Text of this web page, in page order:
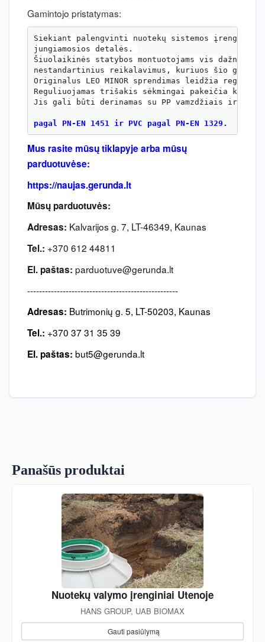
Gamintojo pristatymas:
Siekiant palengvinti nuotekų sistemos įrengimą,
jungiamosios detalės.
Šiuolaikinės statybos montuotojams vis dažniau
nestandartinius reikalavimus, kuriuos šio
Originalus LEO MINOR sprendimas leidžia
Reguliuojamas trišakis sėkmingai pakeičia
Jis gali būti derinamas su PP vamzdžiais ir
pagal PN-EN 1451 ir PVC pagal PN-EN 1329.
Mus rasite mūsų tiklapyje arba mūsų
parduotuvėse:
https://naujas.gerunda.lt
Mūsų parduotuvės:
Adresas: Kalvarijos g. 7, LT-46349, Kaunas
Tel.: +370 612 44811
El. paštas: parduotuve@gerunda.lt
---------------------------------------------------
Adresas: Butrimonių g. 5, LT-50203, Kaunas
Tel.: +370 37 31 35 39
EI. paštas: but5@gerunda.lt
Panašūs produktai
Nuotekų valymo įrenginiai Utenoje
HANS GROUP, UAB BIOMAX
Gauti pasiūlymą